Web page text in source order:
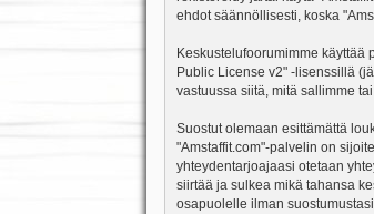
ehdot säännöllisesti, koska
Keskustelufoorumimme käyttää
Public License v2" -lisenssillä
vastuussa siitä, mitä sallimme
Suostut olemaan esittämättä
"Amstaffit.com"-palvelin on
yhteydentarjoajaasi otetaan
siirtää ja sulkea mikä tahansa
osapuolelle ilman